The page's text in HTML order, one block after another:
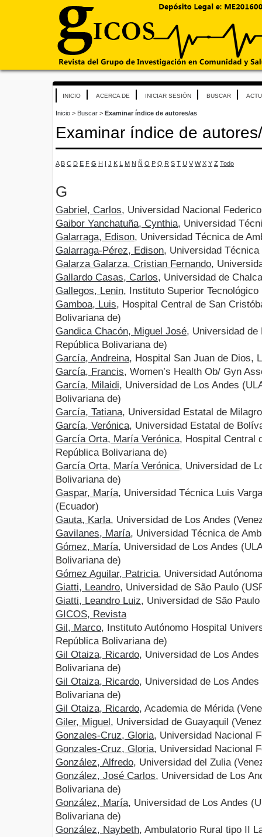
INICIO ACERCA DE INICIAR SESIÓN BUSCAR
Inicio > Buscar > Examinar índice de autores/as
Examinar índice de
A B C D E F G H I J K L M N Ñ O P Q R S T U V W X Y Z Todo
G
Gabriel, Carlos, Universidad Nacional
Gaibor Yanchatuña, Cynthia, Universidad
Galarraga, Edison, Universidad Técnica de
Galarraga-Pérez, Edison, Universidad
Galarza Galarza, Cristian Fernando,
Gallardo Casas, Carlos, Universidad de
Gallegos, Lenin, Instituto Superior
Gamboa, Luis, Hospital Central de San
Bolivariana de)
Gandica Chacón, Miguel José, Universidad de
República Bolivariana de)
García, Andreina, Hospital San Juan de Dios,
García, Francis, Women’s Health Ob/ Gyn
García, Milaidi, Universidad de Los Andes
Bolivariana de)
García, Tatiana, Universidad Estatal de
García, Verónica, Universidad Estatal de
García Orta, María Verónica, Hospital Central
República Bolivariana de)
García Orta, María Verónica, Universidad de
Bolivariana de)
Gaspar, María, Universidad Técnica Luis
(Ecuador)
Gauta, Karla, Universidad de Los Andes
Gavilanes, María, Universidad Técnica de
Gómez, María, Universidad de Los Andes
Bolivariana de)
Gómez Aguilar, Patricia, Universidad
Giatti, Leandro, Universidad de São Paulo
Giatti, Leandro Luiz, Universidad de São
GICOS, Revista
Gil, Marco, Instituto Autónomo Hospital
República Bolivariana de)
Gil Otaiza, Ricardo, Universidad de Los
Bolivariana de)
Gil Otaiza, Ricardo, Universidad de Los
Bolivariana de)
Gil Otaiza, Ricardo, Academia de Mérida
Giler, Miguel , Universidad de Guayaquil
Gonzales-Cruz, Gloria, Universidad Nacional
Gonzales-Cruz, Gloria, Universidad Nacional
González, Alfredo, Universidad del Zulia
González, José Carlos, Universidad de Los
Bolivariana de)
González, María, Universidad de Los Andes
Bolivariana de)
González, Naybeth, Ambulatorio Rural tipo II